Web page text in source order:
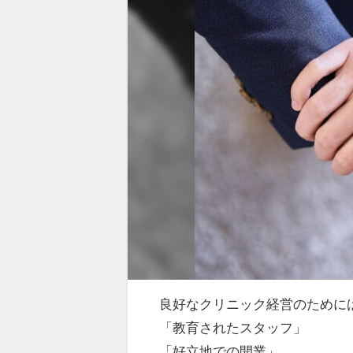
良好なクリニック経営のために
「教育されたスタッフ」